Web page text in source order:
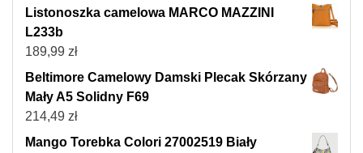
Listonoszka camelowa MARCO MAZZINI
L233b
189,99 zł
Beltimore Camelowy Damski Plecak Skórzany
Mały A5 Solidny F69
214,49 zł
Mango Torebka Colori 27002519 Biały